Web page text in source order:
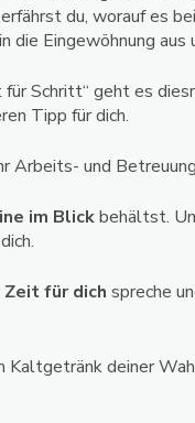
du, worauf es
Eingewöhnung aus
Schritt“ geht es
Tipp für dich.
Arbeits- und
im Blickbehältst.
Zeit für dich spreche
Kaltgetränk deiner